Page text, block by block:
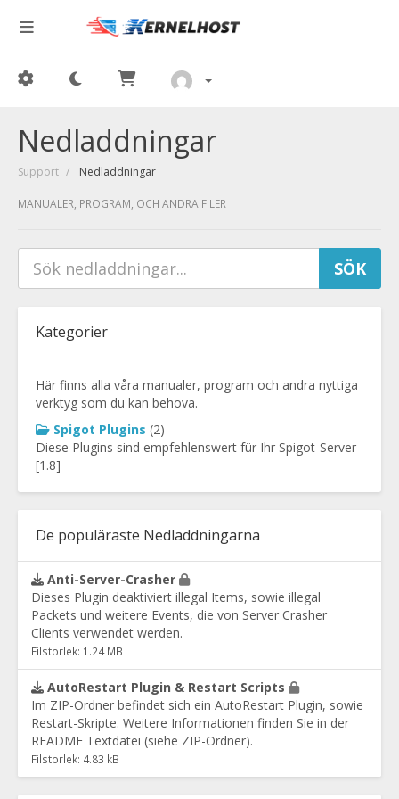
Nedladdningar
Support Nedladdningar
MANUALER, PROGRAM, OCH ANDRA FILER
Kategorier
Här finns alla våra manualer, program och andra nyttiga
verktyg som du kan behöva.
Spigot Plugins (2)
Diese Plugins sind empfehlenswert für Ihr Spigot-Server
[1.8]
De populäraste Nedladdningarna
Anti-Server-Crasher
Dieses Plugin deaktiviert illegal Items, sowie illegal
Packets und weitere Events, die von Server Crasher
Clients verwendet werden.
Filstorlek: 1.24 MB
AutoRestart Plugin & Restart Scripts
Im ZIP-Ordner befindet sich ein AutoRestart Plugin, sowie
Restart-Skripte. Weitere Informationen finden Sie in der
README Textdatei (siehe ZIP-Ordner).
Filstorlek: 4.83 kB